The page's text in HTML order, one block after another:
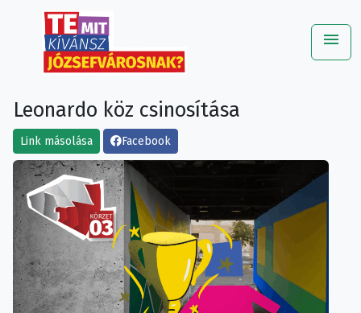
menu
Leonardo köz csinosítása
Link másolása Facebook